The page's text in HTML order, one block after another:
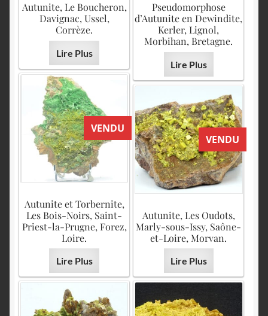
Autunite, Le Boucheron,
Davignac, Ussel,
Corrèze.
Lire Plus
Pseudomorphose
d’Autunite en Dewindite,
Kerler, Lignol,
Morbihan, Bretagne.
Lire Plus
VENDU
Autunite et Torbernite,
Les Bois-Noirs, Saint-
Priest-la-Prugne, Forez,
Loire.
Lire Plus
VENDU
Autunite, Les Oudots,
Marly-sous-Issy, Saône-
et-Loire, Morvan.
Lire Plus